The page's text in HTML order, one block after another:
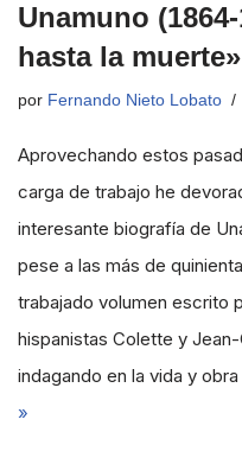
Unamuno
hasta la muerte»
por Fernando Nieto Lobato
Aprovechando estos
carga de trabajo he
interesante biografía de
pese a las más de
trabajado volumen escrito
hispanistas Colette y
indagando en la vida y
»